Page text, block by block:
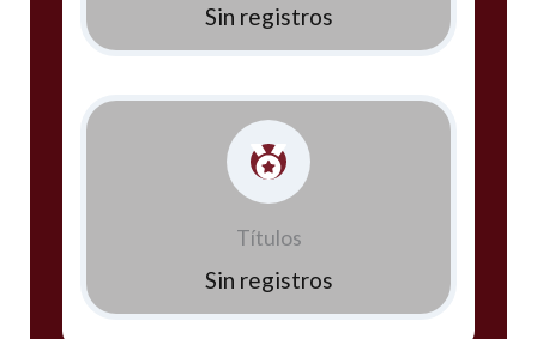
Sin registros
Títulos
Sin registros